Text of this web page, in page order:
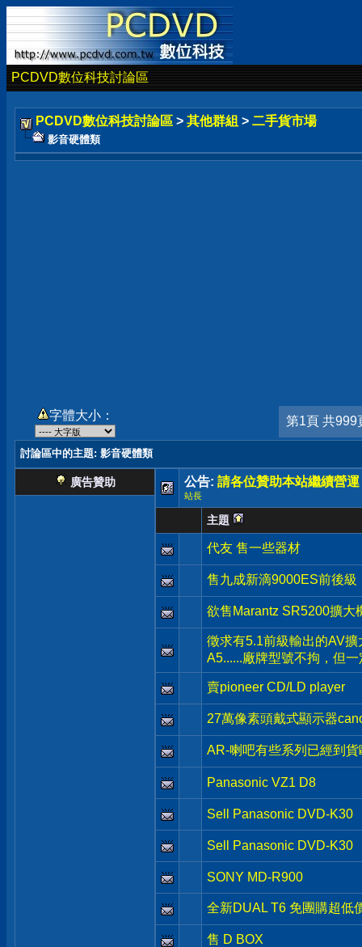
PCDVD數位科技討論區
PCDVD數位科技討論區 > 其他群組 > 二手貨市場
影音硬體類
字體大小： 第1頁 共999
討論區中的主題: 影音硬體類
廣告贊助 公告: 請各位贊助本站繼續營運
站長
主題
代友 售一些器材
售九成新滴9000ES前後級
欲售Marantz SR5200擴大
徵求有5.1前級輸出的AV
A5......廠牌型號不拘，但
賣pioneer CD/LD player
27萬像素頭戴式顯示器
AR-喇吧有些系列已經到貨
Panasonic VZ1 D8
Sell Panasonic DVD-K30
Sell Panasonic DVD-K30
SONY MD-R900
全新DUAL T6 免團購超低
售 D BOX